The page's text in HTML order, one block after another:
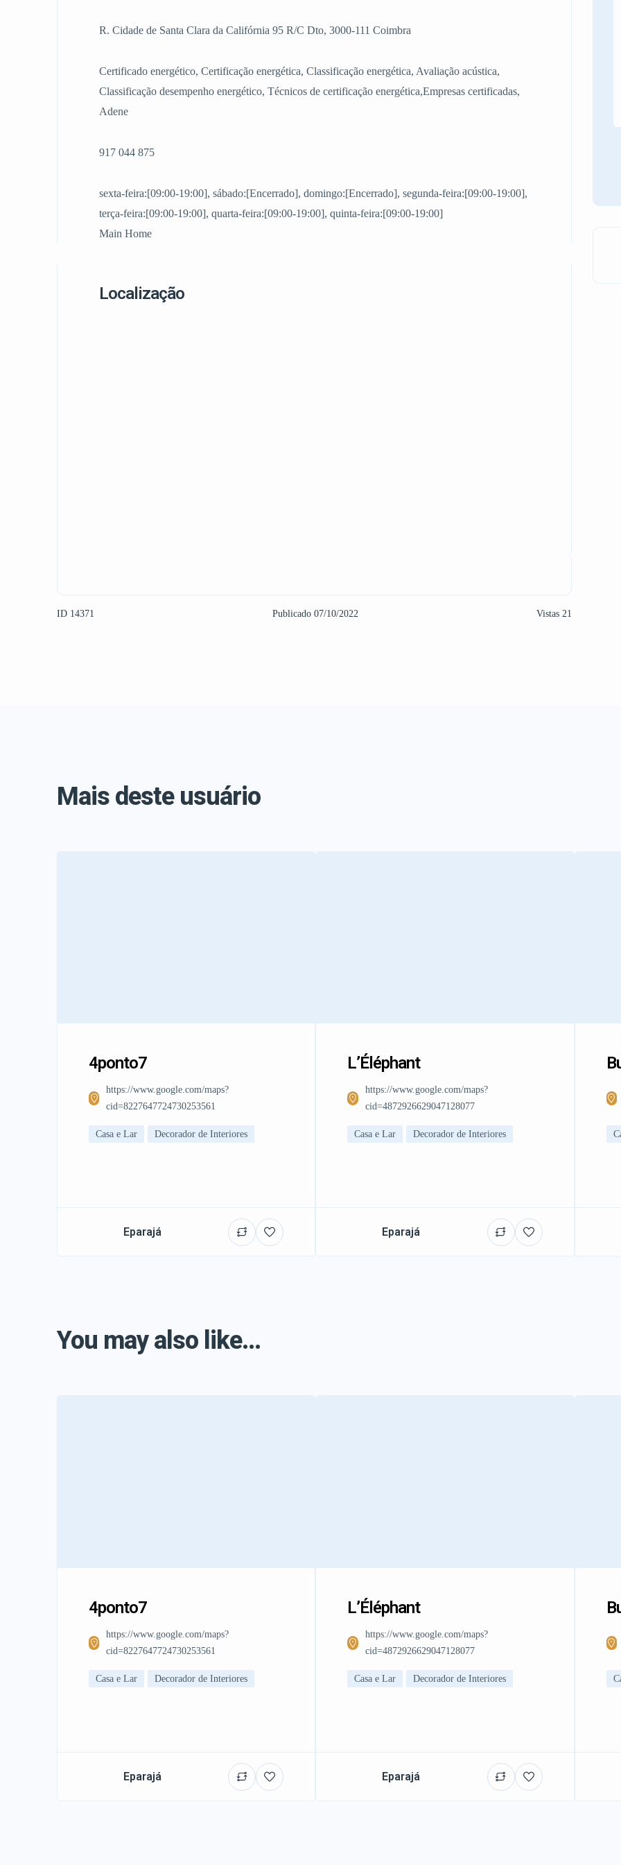
R. Cidade de Santa Clara da Califórnia 95 R/C Dto, 3000-111 Coimbra
Certificado energético, Certificação energética, Classificação energética, Avaliação acústica,
Classificação desempenho energético, Técnicos de certificação energética,Empresas certificadas,
Adene
917 044 875
sexta-feira:[09:00-19:00], sábado:[Encerrado], domingo:[Encerrado], segunda-feira:[09:00-19:00],
terça-feira:[09:00-19:00], quarta-feira:[09:00-19:00], quinta-feira:[09:00-19:00]
Main Home
Localização
ID 14371 Publicado 07/10/2022 Vistas 21
Mais deste usuário
4ponto7
https://www.google.com/maps?
cid=8227647724730253561
Casa e Lar Decorador de Interiores
Eparajá
L’Éléphant
https://www.google.com/maps?
cid=4872926629047128077
Casa e Lar Decorador de Interiores
Eparajá
You may also like...
4ponto7
https://www.google.com/maps?
cid=8227647724730253561
Casa e Lar Decorador de Interiores
Eparajá
L’Éléphant
https://www.google.com/maps?
cid=4872926629047128077
Casa e Lar Decorador de Interiores
Eparajá